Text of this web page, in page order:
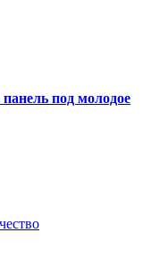
под молодое